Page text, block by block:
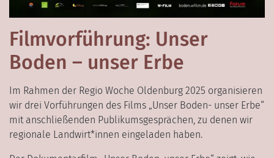
Filmvorführung: Unser
Boden – unser Erbe
Im Rahmen der Regio Woche Oldenburg 2025 organisieren
wir drei Vorführungen des Films „Unser Boden- unser Erbe“
mit anschließenden Publikumsgesprächen, zu denen wir
regionale Landwirt*innen eingeladen haben.